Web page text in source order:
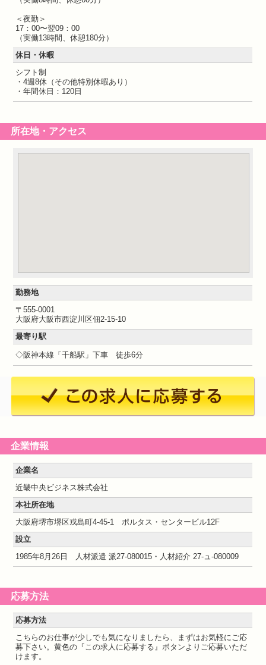
＜夜勤＞
17：00〜翌09：00
（実働13時間、休憩180分）
休日・休暇
シフト制
・4週8休（その他特別休暇あり）
・年間休日：120日
所在地・アクセス
勤務地
〒555-0001
大阪府大阪市西淀川区佃2-15-10
最寄り駅
◇阪神本線「千船駅」下車 徒歩6分
企業情報
企業名
近畿中央ビジネス株式会社
本社所在地
大阪府堺市堺区戎島町4-45-1 ポルタス・センタービル12F
設立
1985年8月26日 人材派遣 派27-080015・人材紹介 27-ュ-080009
応募方法
応募方法
こちらのお仕事が少しでも気になりましたら、まずはお気軽にご応
募下さい。黄色の『この求人に応募する』ボタンよりご応募いただ
けます。